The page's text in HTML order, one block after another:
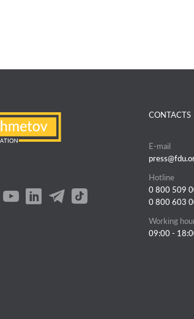
CONTACTS
E-mail
Hotline
0 800 509
0 800 603
Working
09:00 -